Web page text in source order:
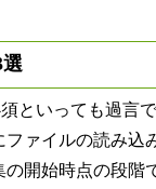
といっても過言
ファイルの読み込
の開始時点の段階